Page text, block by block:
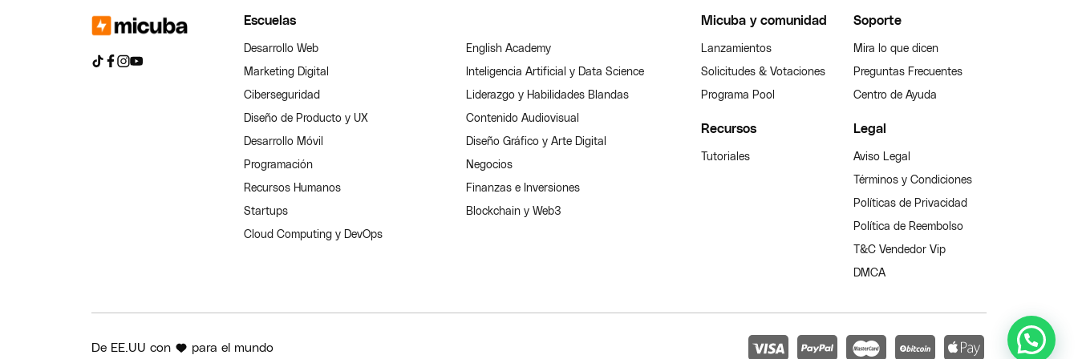
Escuelas
Desarrollo Web
English Academy
Marketing Digital
Inteligencia Artificial y Data Science
Ciberseguridad
Liderazgo y Habilidades Blandas
Diseño de Producto y UX
Contenido Audiovisual
Desarrollo Móvil
Diseño Gráfico y Arte Digital
Programación
Negocios
Recursos Humanos
Finanzas e Inversiones
Startups
Blockchain y Web3
Cloud Computing y DevOps
Micuba y comunidad
Lanzamientos
Solicitudes & Votaciones
Programa Pool
Soporte
Mira lo que dicen
Preguntas Frecuentes
Centro de Ayuda
Recursos
Tutoriales
Legal
Aviso Legal
Términos y Condiciones
Políticas de Privacidad
Política de Reembolso
T&C Vendedor Vip
DMCA
De EE.UU con para el mundo